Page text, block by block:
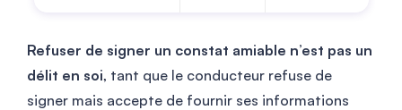
Refuser de signer un constat amiable n’est pas un
délit en soi, tant que le conducteur refuse de
signer mais accepte de fournir ses informations